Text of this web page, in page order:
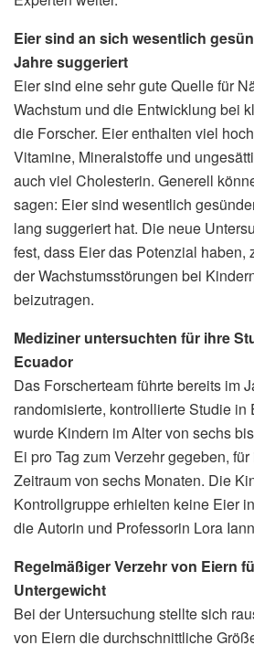
Eier sind an sich wesentlich
Jahre suggeriert
Eier sind eine sehr gute Quelle für
Wachstum und die Entwicklung bei
die Forscher. Eier enthalten viel
Vitamine, Mineralstoffe und
auch viel Cholesterin. Generell
sagen: Eier sind wesentlich
lang suggeriert hat. Die neue
fest, dass Eier das Potenzial haben,
der Wachstumsstörungen bei
beizutragen.
Mediziner untersuchten für ihre
Ecuador
Das Forscherteam führte bereits im
randomisierte, kontrollierte Studie in
wurde Kindern im Alter von sechs
Ei pro Tag zum Verzehr gegeben,
Zeitraum von sechs Monaten. Die
Kontrollgruppe erhielten keine Eier
die Autorin und Professorin Lora
Regelmäßiger Verzehr von Eiern
Untergewicht
Bei der Untersuchung stellte sich
von Eiern die durchschnittliche